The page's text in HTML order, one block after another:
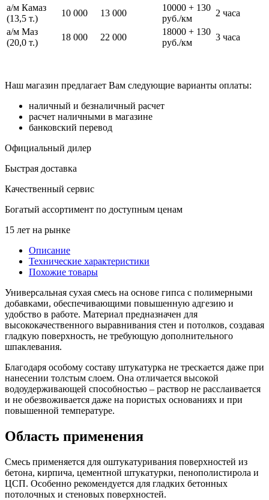
а/м Камаз
(13,5 т.)
10 000 13 000
10000 + 130
руб./км
2 часа
а/м Маз
(20,0 т.)
18 000 22 000
18000 + 130
руб./км
3 часа
Наш магазин предлагает Вам следующие варианты оплаты:
наличный и безналичный расчет
расчет наличными в магазине
банковский перевод
Официальный дилер
Быстрая доставка
Качественный сервис
Богатый ассортимент по доступным ценам
15 лет на рынке
Описание
Технические характеристики
Похожие товары
Универсальная сухая смесь на основе гипса с полимерными
добавками, обеспечивающими повышенную адгезию и
удобство в работе. Материал предназначен для
высококачественного выравнивания стен и потолков, создавая
гладкую поверхность, не требующую дополнительного
шпаклевания.
Благодаря особому составу штукатурка не трескается даже при
нанесении толстым слоем. Она отличается высокой
водоудерживающей способностью – раствор не расслаивается
и не обезвоживается даже на пористых основаниях и при
повышенной температуре.
Область применения
Смесь применяется для оштукатуривания поверхностей из
бетона, кирпича, цементной штукатурки, пенополистирола и
ЦСП. Особенно рекомендуется для гладких бетонных
потолочных и стеновых поверхностей.